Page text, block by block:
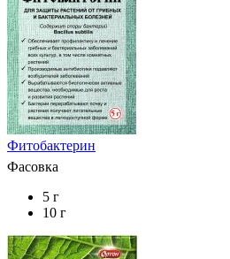
Фитобактерин
Фасовка
5 г
10 г